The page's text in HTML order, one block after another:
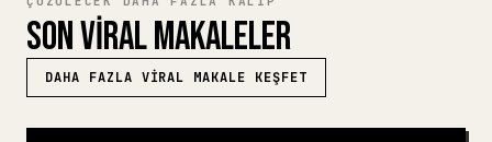
SON VIRAL MAKALELER
DAHA FAZLA VIRAL MAKALE KEŞFET